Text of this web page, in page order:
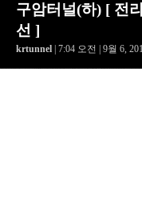
구암터널(하) [ 전
선 ]
krtunnel | 7:04 오전 | 9월 6,